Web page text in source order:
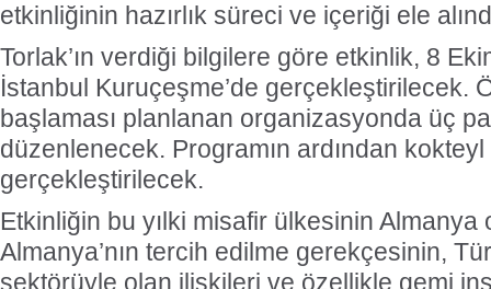
etkinliğinin hazırlık süreci ve içeriği ele
Torlak’ın verdiği bilgilere göre etkinlik, 8
İstanbul Kuruçeşme’de gerçekleştirilecek.
başlaması planlanan organizasyonda üç
düzenlenecek. Programın ardından
gerçekleştirilecek.
Etkinliğin bu yılki misafir ülkesinin Almanya
Almanya’nın tercih edilme gerekçesinin,
sektörüyle olan ilişkileri ve özellikle gemi